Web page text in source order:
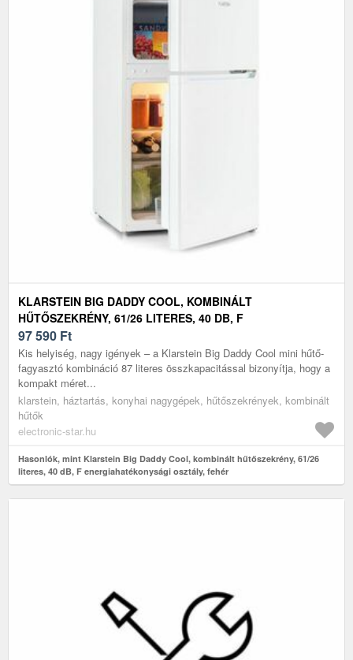
KLARSTEIN BIG DADDY COOL, KOMBINÁLT
HŰTŐSZEKRÉNY, 61/26 LITERES, 40 DB, F
ENERGIAHATÉKONYSÁGI OSZTÁLY, FEHÉR
97 590 Ft
Kis helyiség, nagy igények – a Klarstein Big Daddy Cool mini hűtő-
fagyasztó kombináció 87 literes összkapacitással bizonyítja, hogy a
kompakt méret...
klarstein, háztartás, konyhai nagygépek, hűtőszekrények, kombinált
hűtők
electronic-star.hu
Hasonlók, mint Klarstein Big Daddy Cool, kombinált hűtőszekrény, 61/26
literes, 40 dB, F energiahatékonysági osztály, fehér